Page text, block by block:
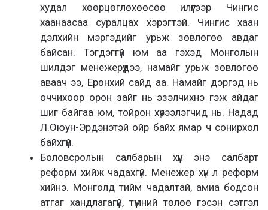
худал хөөрцөглөхөөсөө илүүгээр Чингис
хаанаасаа суралцах хэрэгтэй. Чингис хаан
дэлхийн мэргэдийг урьж зөвлөгөө авдаг
байсан. Тэгдэггүй юм аа гэхэд Монголын
шилдэг менежерүүдээ, намайг урьж зөвлөгөө
аваач ээ, Ерөнхий сайд аа. Намайг дэргэд нь
оччихоор орон зайг нь эзэлчихнэ гэж айдаг
шиг байгаа юм, тойрон хүрээлэгчид нь. Надад
Л.Оюун-Эрдэнэтэй ойр байх ямар ч сонирхол
байхгүй.
Боловсролын салбарын хүн энэ салбарт
реформ хийж чадахгүй. Менежер хүн л реформ
хийнэ. Монголд тийм чадалтай, амиа бодсон
атгаг хандлагагүй, түмний төлөө гэсэн сэтгэл